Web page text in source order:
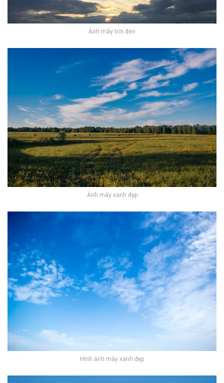
Ảnh mây trời đen
Ảnh mây xanh đẹp
Hình ảnh mây xanh đẹp